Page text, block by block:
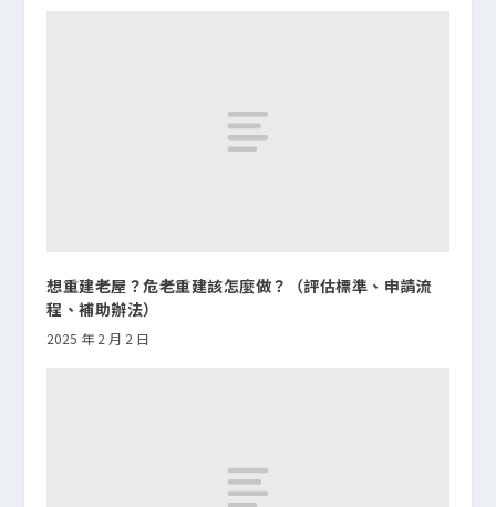
想重建老屋？危老重建該怎麼做？（評估標準、申請流
程、補助辦法）
2025 年 2 月 2 日